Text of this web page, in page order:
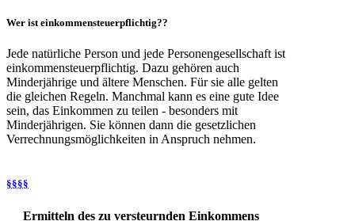
Wer ist einkommensteuerpflichtig??
Jede natürliche Person und jede Personengesellschaft ist
einkommensteuerpflichtig. Dazu gehören auch
Minderjährige und ältere Menschen. Für sie alle gelten
die gleichen Regeln. Manchmal kann es eine gute Idee
sein, das Einkommen zu teilen - besonders mit
Minderjährigen. Sie können dann die gesetzlichen
Verrechnungsmöglichkeiten in Anspruch nehmen.
§§§§
Ermitteln des zu versteurnden Einkommens